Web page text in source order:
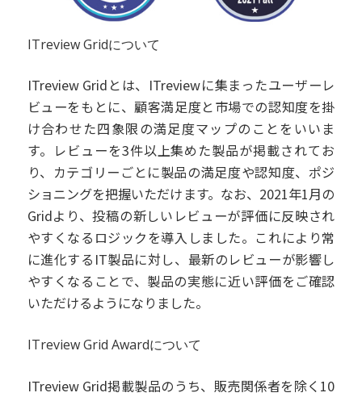
ITreview Gridについて
ITreview Gridとは、ITreviewに集まったユーザーレ
ビューをもとに、顧客満足度と市場での認知度を掛
け合わせた四象限の満足度マップのことをいいま
す。レビューを3件以上集めた製品が掲載されてお
り、カテゴリーごとに製品の満足度や認知度、ポジ
ショニングを把握いただけます。なお、2021年1月の
Gridより、投稿の新しいレビューが評価に反映され
やすくなるロジックを導入しました。これにより常
に進化するIT製品に対し、最新のレビューが影響し
やすくなることで、製品の実態に近い評価をご確認
いただけるようになりました。
ITreview Grid Awardについて
ITreview Grid掲載製品のうち、販売関係者を除く10